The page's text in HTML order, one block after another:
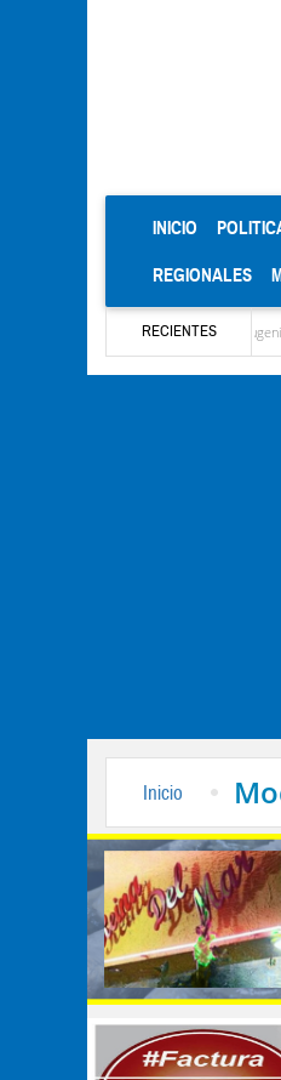
INICIO (CURRENT)
REGIONALES
RECIENTES
estratégica por María Eugenia Febres
Inicio